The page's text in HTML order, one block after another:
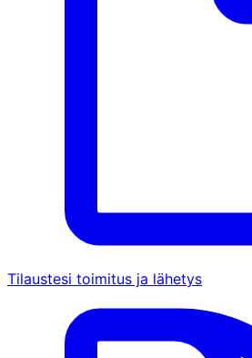
Tilaustesi toimitus ja lähetys